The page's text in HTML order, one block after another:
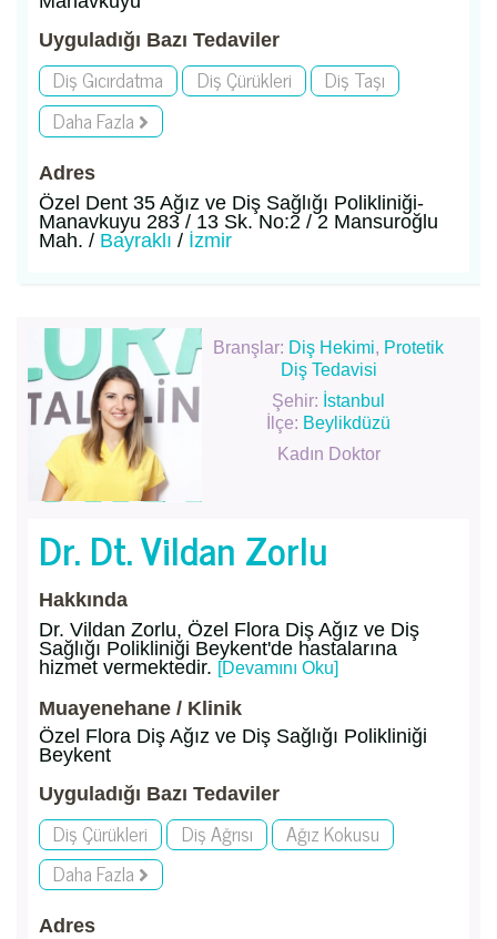
Uyguladığı Bazı Tedaviler
Diş Gıcırdatma Diş Çürükleri
Diş Taşı
Daha Fazla
Adres
Özel Dent 35 Ağız ve Diş Sağlığı Polikliniği-
Manavkuyu 283 / 13 Sk. No:2 / 2 Mansuroğlu
Mah. / Bayraklı / İzmir
Branşlar: Diş Hekimi, Protetik
Diş Tedavisi
Şehir: İstanbul
İlçe: Beylikdüzü
Kadın Doktor
Dr. Dt. Vildan Zorlu
Hakkında
Dr. Vildan Zorlu, Özel Flora Diş Ağız ve Diş
Sağlığı Polikliniği Beykent'de hastalarına
hizmet vermektedir. [Devamını Oku]
Muayenehane / Klinik
Özel Flora Diş Ağız ve Diş Sağlığı Polikliniği
Beykent
Uyguladığı Bazı Tedaviler
Diş Çürükleri Diş Ağrısı
Ağız Kokusu
Daha Fazla
Adres